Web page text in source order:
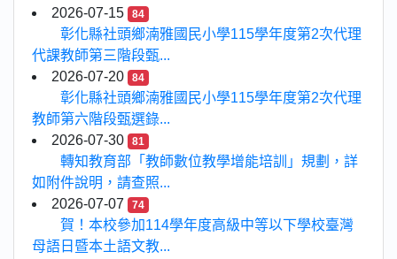
2026-07-15
84
彰化縣社頭鄉湳雅國民小學115學年度第2次代理
代課教師第三階段甄...
2026-07-20
84
彰化縣社頭鄉湳雅國民小學115學年度第2次代理
教師第六階段甄選錄...
2026-07-30
81
轉知教育部「教師數位教學增能培訓」規劃，詳
如附件說明，請查照...
2026-07-07
74
賀！本校參加114學年度高級中等以下學校臺灣
母語日暨本土語文教...